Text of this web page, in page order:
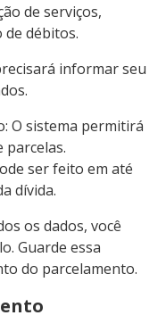
de serviços,
de débitos.
informar seu
O sistema permitirá
parcelas.
ser feito em até
dívida.
os dados, você
Guarde essa
do parcelamento.